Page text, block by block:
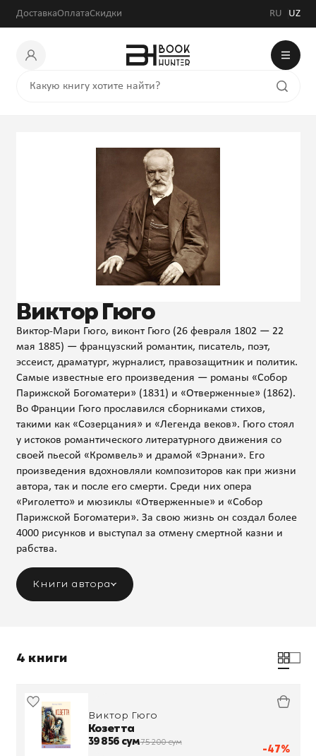
ДоставкаОплатаСкидки RU UZ
Виктор Гюго
Виктор-Мари Гюго, виконт Гюго (26 февраля 1802 — 22
мая 1885) — французский романтик, писатель, поэт,
эссеист, драматург, журналист, правозащитник и политик.
Самые известные его произведения — романы «Собор
Парижской Богоматери» (1831) и «Отверженные» (1862).
Во Франции Гюго прославился сборниками стихов,
такими как «Созерцания» и «Легенда веков». Гюго стоял
у истоков романтического литературного движения со
своей пьесой «Кромвель» и драмой «Эрнани». Его
произведения вдохновляли композиторов как при жизни
автора, так и после его смерти. Среди них опера
«Риголетто» и мюзиклы «Отверженные» и «Собор
Парижской Богоматери». За свою жизнь он создал более
4000 рисунков и выступал за отмену смертной казни и
рабства.
Книги автора
4 книги
-47%
Виктор Гюго
Козетта
39 856 сум75 200 сум